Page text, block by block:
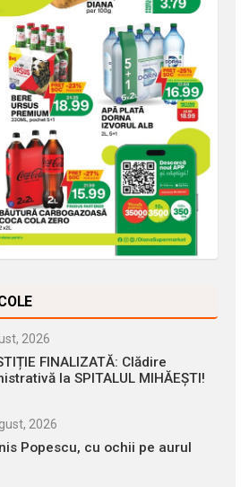
2026
FINALIZATĂ: Clădire
la SPITALUL MIHĂEȘTI!
2026
Popescu, cu ochii pe aurul